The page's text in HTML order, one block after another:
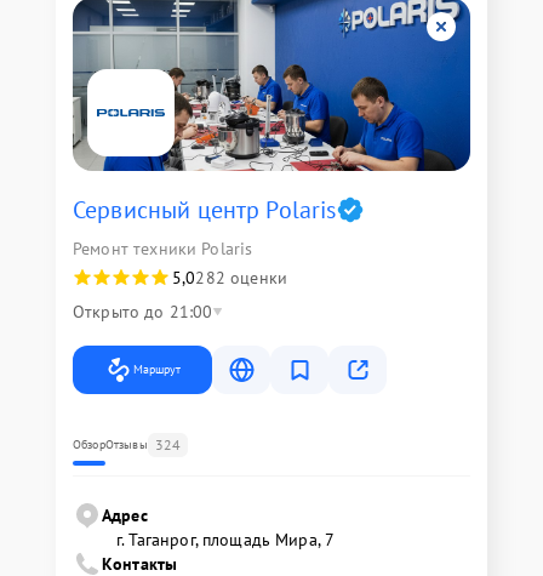
Сервисный центр Polaris
Ремонт техники Polaris
5,0282 оценки
Открыто до 21:00
Маршрут
ОбзорОтзывы 324
Адрес
г. Таганрог, площадь Мира, 7
Контакты